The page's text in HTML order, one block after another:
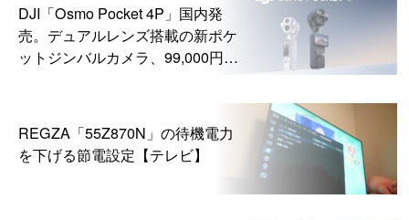
DJI「Osmo Pocket 4P」国内発
売。デュアルレンズ搭載の新ポケ
ットジンバルカメラ、99,000円か
REGZA「55Z870N」の待機電力
を下げる節電設定【テレビ】